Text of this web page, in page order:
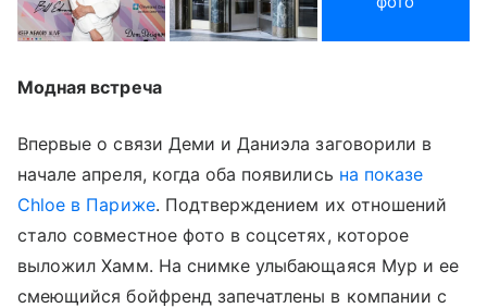
Модная встреча
Впервые о связи Деми и Даниэла заговорили в
начале апреля, когда оба появились на показе
Chloe в Париже. Подтверждением их отношений
стало совместное фото в соцсетях, которое
выложил Хамм. На снимке улыбающаяся Мур и ее
смеющийся бойфренд запечатлены в компании с